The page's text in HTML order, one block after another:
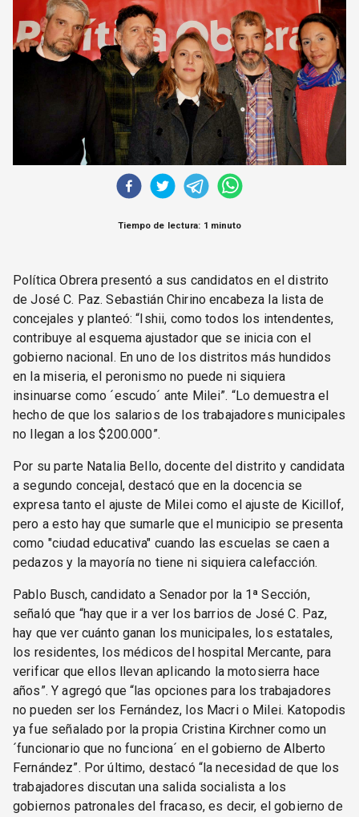
Tiempo de lectura: 1 minuto
Política Obrera presentó a sus candidatos en el distrito
de José C. Paz. Sebastián Chirino encabeza la lista de
concejales y planteó: “Ishii, como todos los intendentes,
contribuye al esquema ajustador que se inicia con el
gobierno nacional. En uno de los distritos más hundidos
en la miseria, el peronismo no puede ni siquiera
insinuarse como ´escudo´ ante Milei”. “Lo demuestra el
hecho de que los salarios de los trabajadores municipales
no llegan a los $200.000”.
Por su parte Natalia Bello, docente del distrito y candidata
a segundo concejal, destacó que en la docencia se
expresa tanto el ajuste de Milei como el ajuste de Kicillof,
pero a esto hay que sumarle que el municipio se presenta
como "ciudad educativa" cuando las escuelas se caen a
pedazos y la mayoría no tiene ni siquiera calefacción.
Pablo Busch, candidato a Senador por la 1ª Sección,
señaló que “hay que ir a ver los barrios de José C. Paz,
hay que ver cuánto ganan los municipales, los estatales,
los residentes, los médicos del hospital Mercante, para
verificar que ellos llevan aplicando la motosierra hace
años”. Y agregó que “las opciones para los trabajadores
no pueden ser los Fernández, los Macri o Milei. Katopodis
ya fue señalado por la propia Cristina Kirchner como un
´funcionario que no funciona´ en el gobierno de Alberto
Fernández”. Por último, destacó “la necesidad de que los
trabajadores discutan una salida socialista a los
gobiernos patronales del fracaso, es decir, el gobierno de